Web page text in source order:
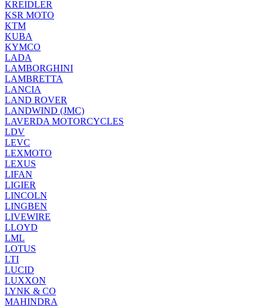
KREIDLER
KSR MOTO
KTM
KUBA
KYMCO
LADA
LAMBORGHINI
LAMBRETTA
LANCIA
LAND ROVER
LANDWIND (JMC)
LAVERDA MOTORCYCLES
LDV
LEVC
LEXMOTO
LEXUS
LIFAN
LIGIER
LINCOLN
LINGBEN
LIVEWIRE
LLOYD
LML
LOTUS
LTI
LUCID
LUXXON
LYNK & CO
MAHINDRA